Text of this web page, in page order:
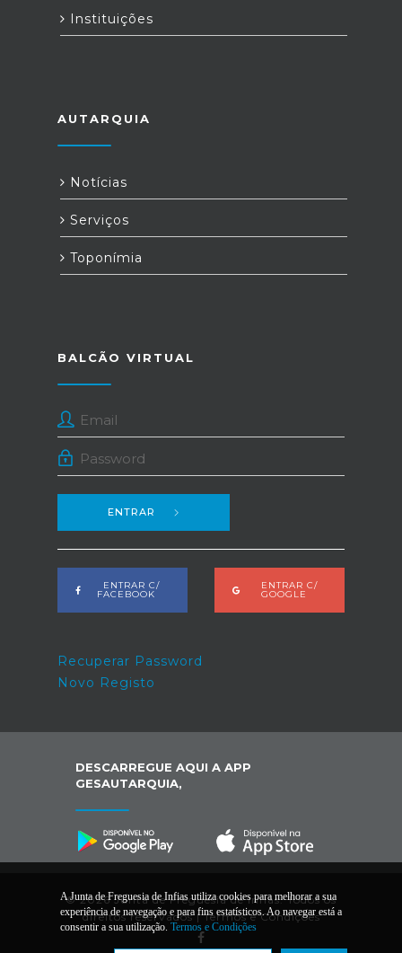
Instituições
AUTARQUIA
Notícias
Serviços
Toponímia
BALCÃO VIRTUAL
ENTRAR
ENTRAR C/
FACEBOOK
ENTRAR C/
GOOGLE
Recuperar Password
Novo Registo
DESCARREGUE AQUI A APP
GESAUTARQUIA,
© 2026 Junta de Freguesia de Infias. Todos os
direitos reservados |Termos e Condições
A Junta de Freguesia de Infias utiliza cookies para melhorar a sua
experiência de navegação e para fins estatísticos. Ao navegar está a
consentir a sua utilização. Termos e Condições